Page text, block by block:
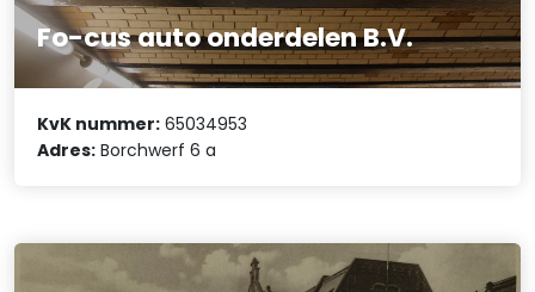
Fo-cus auto onderdelen B.V.
KvK nummer: 65034953
Adres: Borchwerf 6 a